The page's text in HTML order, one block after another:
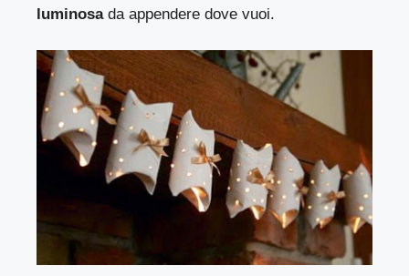
luminosada appendere dove vuoi.